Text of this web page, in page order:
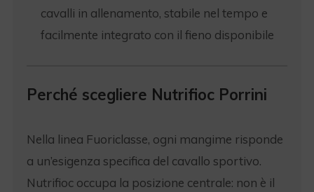
cavalli in allenamento, stabile nel tempo e
facilmente integrato con il fieno disponibile
Perché scegliere Nutrifioc Porrini
Nella linea Fuoriclasse, ogni mangime risponde
a un’esigenza specifica del cavallo sportivo.
Nutrifioc occupa la posizione centrale: non è il